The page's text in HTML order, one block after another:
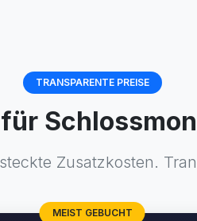
TRANSPARENTE PREISE
Zusatzkosten.
MEIST GEBUCHT